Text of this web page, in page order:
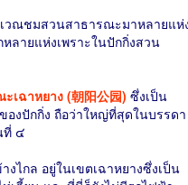
เวณชมสวนสาธารณะมาหลายแห่
ลายแห่งเพราะในปักกิ่งสวน
เฉาหยาง (朝阳公园) ซึ่งเป็น
งปักกิ่ง ถือว่าใหญ่ที่สุดในบรรดา
ที่ ๔
งไกล อยู่ในเขตเฉาหยางซึ่งเป็น